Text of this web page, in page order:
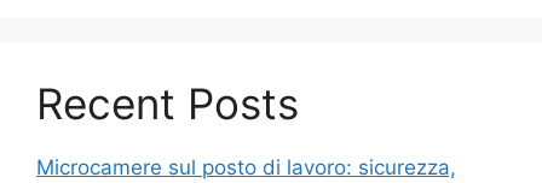
Recent Posts
Microcamere sul posto di lavoro: sicurezza,